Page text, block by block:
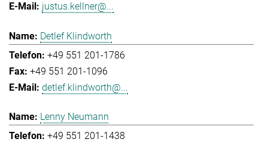
justus.kellner@...
Detlef Klindworth
+49 551 201-1786
+49 551 201-1096
detlef.klindworth@...
Lenny Neumann
+49 551 201-1438